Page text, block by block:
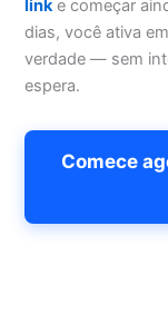
linke começar
dias, você ativa
verdade — sem
espera.
Comece